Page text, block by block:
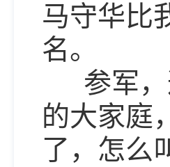
马守华比
名。
参军，
的大家庭
了，怎么